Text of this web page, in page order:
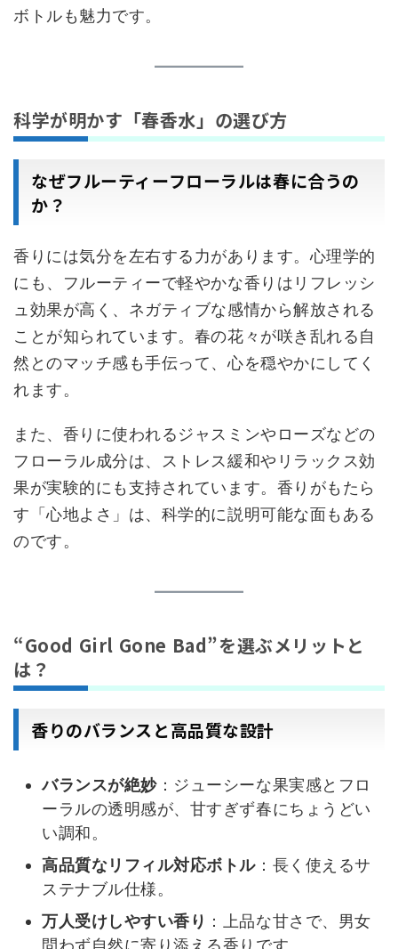
ボトルも魅力です。
科学が明かす「春香水」の選び方
なぜフルーティーフローラルは春に合うの
か？
香りには気分を左右する力があります。心理学的
にも、フルーティーで軽やかな香りはリフレッシ
ュ効果が高く、ネガティブな感情から解放される
ことが知られています。春の花々が咲き乱れる自
然とのマッチ感も手伝って、心を穏やかにしてく
れます。
また、香りに使われるジャスミンやローズなどの
フローラル成分は、ストレス緩和やリラックス効
果が実験的にも支持されています。香りがもたら
す「心地よさ」は、科学的に説明可能な面もある
のです。
“Good Girl Gone Bad”を選ぶメリットと
は？
香りのバランスと高品質な設計
バランスが絶妙：ジューシーな果実感とフロ
ーラルの透明感が、甘すぎず春にちょうどい
い調和。
高品質なリフィル対応ボトル ：長く使えるサ
ステナブル仕様。
万人受けしやすい香り ：上品な甘さで、男女
問わず自然に寄り添える香りです。